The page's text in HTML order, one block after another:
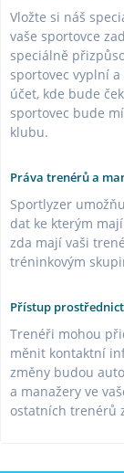
Vložte si náš
vaše sportovce
speciálně
sportovec vyplní
účet, kde bude
sportovec bude
klubu.
Práva trenérů a
Sportlyzer
dat ke kterým
zda mají vaši
tréninkovým
Přístup
Trenéři mohou
měnit kontaktní
změny budou
a manažery ve
ostatních trenérů